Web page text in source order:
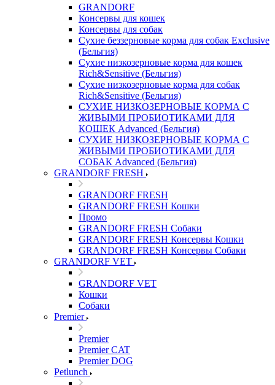
GRANDORF
Консервы для кошек
Консервы для собак
Сухие беззерновые корма для собак Exclusive
(Бельгия)
Сухие низкозерновые корма для кошек
Rich&Sensitive (Бельгия)
Сухие низкозерновые корма для собак
Rich&Sensitive (Бельгия)
СУХИЕ НИЗКОЗЕРНОВЫЕ КОРМА С
ЖИВЫМИ ПРОБИОТИКАМИ ДЛЯ
КОШЕК Advanced (Бельгия)
СУХИЕ НИЗКОЗЕРНОВЫЕ КОРМА С
ЖИВЫМИ ПРОБИОТИКАМИ ДЛЯ
СОБАК Advanced (Бельгия)
GRANDORF FRESH
GRANDORF FRESH
GRANDORF FRESH Кошки
Промо
GRANDORF FRESH Собаки
GRANDORF FRESH Консервы Кошки
GRANDORF FRESH Консервы Собаки
GRANDORF VET
GRANDORF VET
Кошки
Собаки
Premier
Premier
Premier CAT
Premier DOG
Petlunch